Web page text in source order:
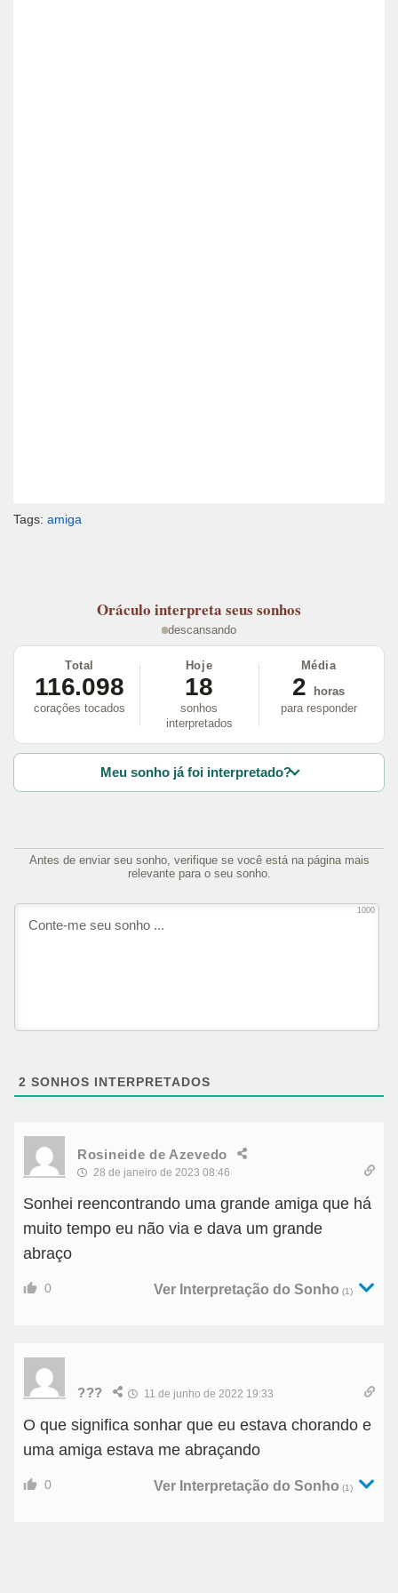
Tags: amiga
Oráculo interpreta seus sonhos
descansando
Total
116.098
corações tocados
Hoje
18
sonhos
interpretados
Média
2
horas
para responder
Meu sonho já foi interpretado?
Antes de enviar seu sonho, verifique se você está na página mais
relevante para o seu sonho.
1000
2 SONHOS INTERPRETADOS
Rosineide de Azevedo
28 de janeiro de 2023 08:46
Sonhei reencontrando uma grande amiga que há
muito tempo eu não via e dava um grande
abraço
0 Ver Interpretação do Sonho (1)
??? 11 de junho de 2022 19:33
O que significa sonhar que eu estava chorando e
uma amiga estava me abraçando
0 Ver Interpretação do Sonho (1)